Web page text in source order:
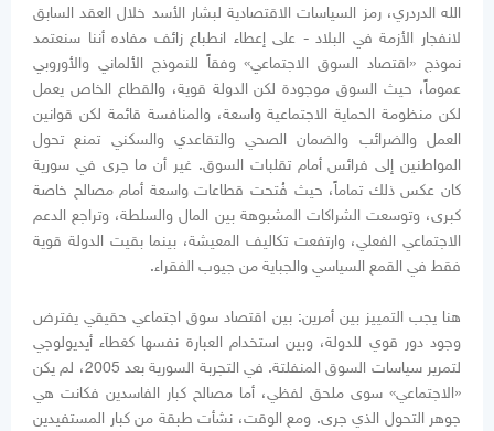
الله الدردري، رمز السياسات الاقتصادية لبشار الأسد خلال العقد السابق
لانفجار الأزمة في البلاد - على إعطاء انطباع زائف مفاده أننا سنعتمد
نموذج «اقتصاد السوق الاجتماعي» وفقاً للنموذج الألماني والأوروبي
عموماً، حيث السوق موجودة لكن الدولة قوية، والقطاع الخاص يعمل
لكن منظومة الحماية الاجتماعية واسعة، والمنافسة قائمة لكن قوانين
العمل والضرائب والضمان الصحي والتقاعدي والسكني تمنع تحول
المواطنين إلى فرائس أمام تقلبات السوق. غير أن ما جرى في سورية
كان عكس ذلك تماماً، حيث فُتحت قطاعات واسعة أمام مصالح خاصة
كبرى، وتوسعت الشراكات المشبوهة بين المال والسلطة، وتراجع الدعم
الاجتماعي الفعلي، وارتفعت تكاليف المعيشة، بينما بقيت الدولة قوية
فقط في القمع السياسي والجباية من جيوب الفقراء.
هنا يجب التمييز بين أمرين: بين اقتصاد سوق اجتماعي حقيقي يفترض
وجود دور قوي للدولة، وبين استخدام العبارة نفسها كغطاء أيديولوجي
لتمرير سياسات السوق المنفلتة. في التجربة السورية بعد 2005، لم يكن
«الاجتماعي» سوى ملحق لفظي، أما مصالح كبار الفاسدين فكانت هي
جوهر التحول الذي جرى. ومع الوقت، نشأت طبقة من كبار المستفيدين